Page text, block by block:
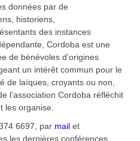
données par de
historiens,
des instances
Cordoba est une
de bénévoles d’origines
un intérêt commun pour le
de laïques, croyants ou non,
l’association Cordoba réfléchit
les organise.
6697, par mail et
les dernières conférences